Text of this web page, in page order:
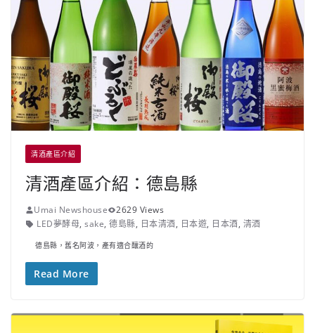
清酒產區介紹
清酒產區介紹：德島縣
Umai Newshouse
2629 Views
LED夢酵母, sake, 德島縣, 日本清酒, 日本遊, 日本酒, 清酒
德島縣，舊名阿波，產有適合釀酒的
Read More